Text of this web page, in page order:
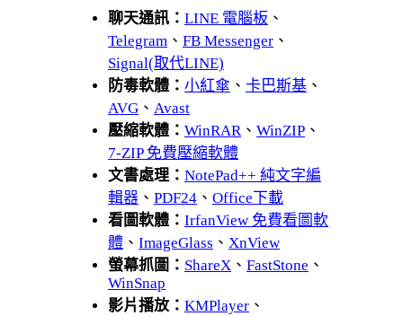
聊天通訊： LINE 電腦板 、
Telegram 、 FB Messenger 、
Signal(取代LINE)
防毒軟體： 小紅傘 、 卡巴斯基 、
AVG 、 Avast
壓縮軟體： WinRAR、 WinZIP 、
7-ZIP 免費壓縮軟體
文書處理： NotePad++ 純文字編
輯器 、 PDF24 、 Office下載
看圖軟體： IrfanView 免費看圖軟
體 、 ImageGlass 、 XnView
螢幕抓圖： ShareX 、 FastStone 、
WinSnap
影片播放： KMPlayer 、